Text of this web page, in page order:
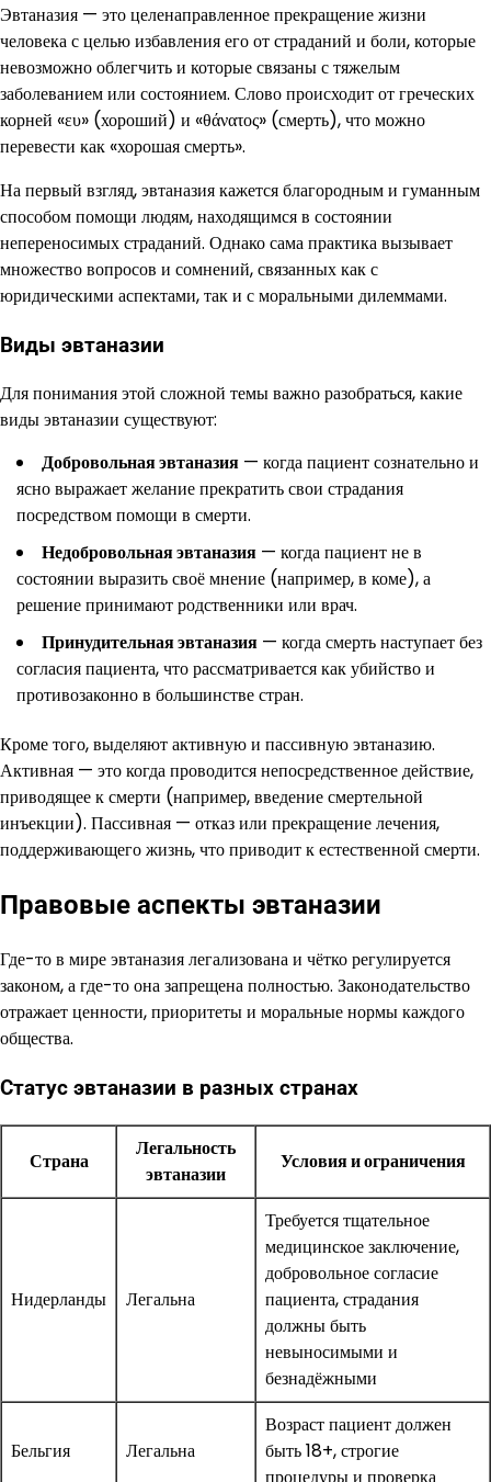
Эвтаназия — это целенаправленное прекращение жизни
человека с целью избавления его от страданий и боли, которые
невозможно облегчить и которые связаны с тяжелым
заболеванием или состоянием. Слово происходит от греческих
корней «ευ» (хороший) и «θάνατος» (смерть), что можно
перевести как «хорошая смерть».
На первый взгляд, эвтаназия кажется благородным и гуманным
способом помощи людям, находящимся в состоянии
непереносимых страданий. Однако сама практика вызывает
множество вопросов и сомнений, связанных как с
юридическими аспектами, так и с моральными дилеммами.
Виды эвтаназии
Для понимания этой сложной темы важно разобраться, какие
виды эвтаназии существуют:
Добровольная эвтаназия — когда пациент сознательно и
ясно выражает желание прекратить свои страдания
посредством помощи в смерти.
Недобровольная эвтаназия — когда пациент не в
состоянии выразить своё мнение (например, в коме), а
решение принимают родственники или врач.
Принудительная эвтаназия — когда смерть наступает без
согласия пациента, что рассматривается как убийство и
противозаконно в большинстве стран.
Кроме того, выделяют активную и пассивную эвтаназию.
Активная — это когда проводится непосредственное действие,
приводящее к смерти (например, введение смертельной
инъекции). Пассивная — отказ или прекращение лечения,
поддерживающего жизнь, что приводит к естественной смерти.
Правовые аспекты эвтаназии
Где-то в мире эвтаназия легализована и чётко регулируется
законом, а где-то она запрещена полностью. Законодательство
отражает ценности, приоритеты и моральные нормы каждого
общества.
Статус эвтаназии в разных странах
Страна
Легальность
эвтаназии
Условия и ограничения
Нидерланды Легальна
Требуется тщательное
медицинское заключение,
добровольное согласие
пациента, страдания
должны быть
невыносимыми и
безнадёжными
Бельгия Легальна
Возраст пациент должен
быть 18+, строгие
процедуры и проверка